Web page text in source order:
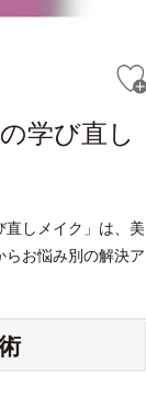
学び直し
しメイク」は、美
お悩み別の解決ア